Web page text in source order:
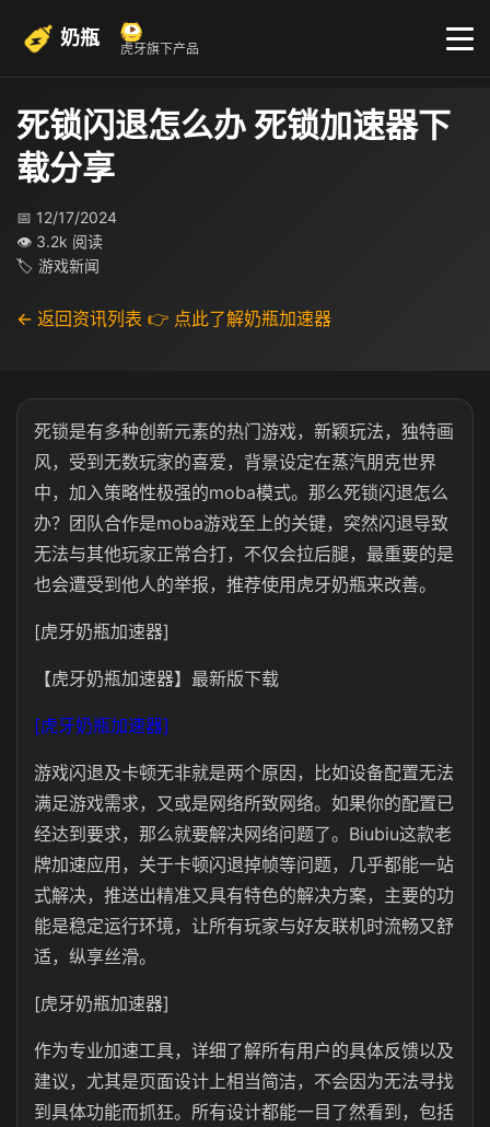
奶瓶 虎牙旗下产品
死锁闪退怎么办 死锁加速器下
载分享
📅 12/17/2024
👁 3.2k 阅读
🏷 游戏新闻
← 返回资讯列表 👉 点此了解奶瓶加速器
死锁是有多种创新元素的热门游戏，新颖玩法，独特画
风，受到无数玩家的喜爱，背景设定在蒸汽朋克世界
中，加入策略性极强的moba模式。那么死锁闪退怎么
办？团队合作是moba游戏至上的关键，突然闪退导致
无法与其他玩家正常合打，不仅会拉后腿，最重要的是
也会遭受到他人的举报，推荐使用虎牙奶瓶来改善。
[虎牙奶瓶加速器]
【虎牙奶瓶加速器】最新版下载
[虎牙奶瓶加速器]
游戏闪退及卡顿无非就是两个原因，比如设备配置无法
满足游戏需求，又或是网络所致网络。如果你的配置已
经达到要求，那么就要解决网络问题了。Biubiu这款老
牌加速应用，关于卡顿闪退掉帧等问题，几乎都能一站
式解决，推送出精准又具有特色的解决方案，主要的功
能是稳定运行环境，让所有玩家与好友联机时流畅又舒
适，纵享丝滑。
[虎牙奶瓶加速器]
作为专业加速工具，详细了解所有用户的具体反馈以及
建议，尤其是页面设计上相当简洁，不会因为无法寻找
到具体功能而抓狂。所有设计都能一目了然看到，包括